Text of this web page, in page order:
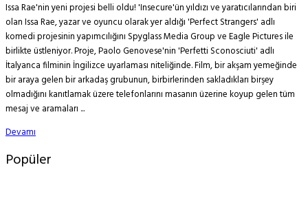
Issa Rae'nin yeni projesi belli oldu! 'Insecure'ün yıldızı ve yaratıcılarından biri
olan Issa Rae, yazar ve oyuncu olarak yer aldığı 'Perfect Strangers' adlı
komedi projesinin yapımcılığını Spyglass Media Group ve Eagle Pictures ile
birlikte üstleniyor. Proje, Paolo Genovese'nin 'Perfetti Sconosciuti' adlı
İtalyanca filminin İngilizce uyarlaması niteliğinde. Film, bir akşam yemeğinde
bir araya gelen bir arkadaş grubunun, birbirlerinden sakladıkları birşey
olmadığını kanıtlamak üzere telefonlarını masanın üzerine koyup gelen tüm
mesaj ve aramaları ...
Devamı
Popüler